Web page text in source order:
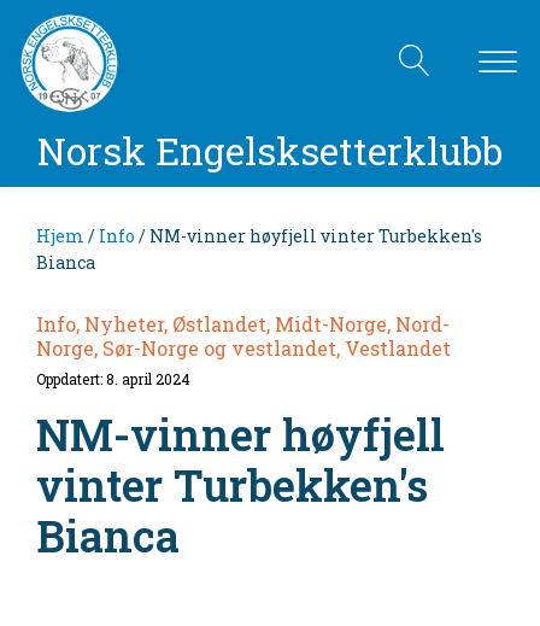
Norsk Engelsksetterklubb
Hjem / Info / NM-vinner høyfjell vinter Turbekken's
Bianca
Info, Nyheter, Østlandet, Midt-Norge, Nord-
Norge, Sør-Norge og vestlandet, Vestlandet
Oppdatert: 8. april 2024
NM-vinner høyfjell
vinter Turbekken's
Bianca